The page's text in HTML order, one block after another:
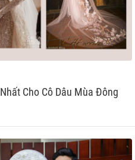
Cho Cô Dâu Mùa Đông